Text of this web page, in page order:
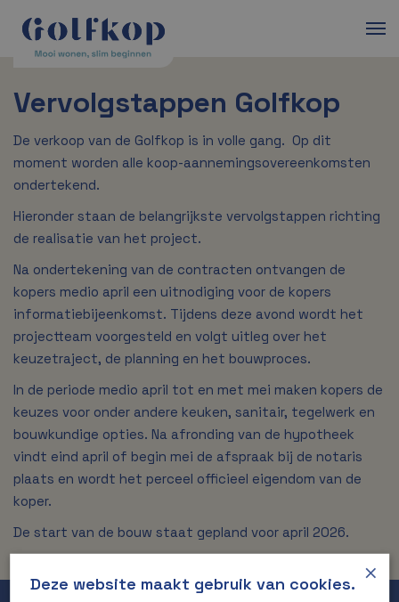
Vervolgstappen Golfkop
De verkoop van de Golfkop is in volle gang. Op dit
moment worden alle koop-aannemingsovereenkomsten
ondertekend.
Hieronder staan de belangrijkste vervolgstappen richting
de realisatie van het project.
Na ondertekening van de contracten ontvangen de
kopers medio april een uitnodiging voor de kopers
informatiebijeenkomst. Tijdens deze avond wordt het
projectteam voorgesteld en volgt uitleg over het
keuzetraject, de planning en het bouwproces.
In de periode medio april tot en met mei maken kopers de
keuzes voor onder andere keuken, sanitair, tegelwerk en
bouwkundige opties. Na afronding van de hypotheek
vindt eind april of begin mei de afspraak bij de notaris
plaats en wordt het perceel officieel eigendom van de
koper.
De start van de bouw staat gepland voor april 2026.
×
Deze website maakt gebruik van cookies.